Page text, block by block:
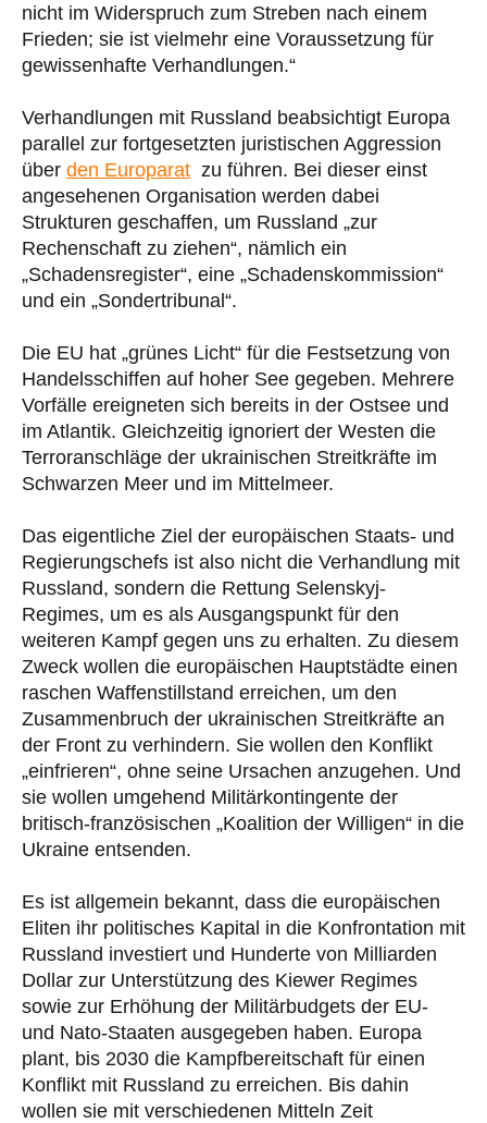
nicht im Widerspruch zum Streben nach einem
Frieden; sie ist vielmehr eine Voraussetzung für
gewissenhafte Verhandlungen.“
Verhandlungen mit Russland beabsichtigt Europa
parallel zur fortgesetzten juristischen Aggression
über den Europarat zu führen. Bei dieser einst
angesehenen Organisation werden dabei
Strukturen geschaffen, um Russland „zur
Rechenschaft zu ziehen“, nämlich ein
„Schadensregister“, eine „Schadenskommission“
und ein „Sondertribunal“.
Die EU hat „grünes Licht“ für die Festsetzung von
Handelsschiffen auf hoher See gegeben. Mehrere
Vorfälle ereigneten sich bereits in der Ostsee und
im Atlantik. Gleichzeitig ignoriert der Westen die
Terroranschläge der ukrainischen Streitkräfte im
Schwarzen Meer und im Mittelmeer.
Das eigentliche Ziel der europäischen Staats- und
Regierungschefs ist also nicht die Verhandlung mit
Russland, sondern die Rettung Selenskyj-
Regimes, um es als Ausgangspunkt für den
weiteren Kampf gegen uns zu erhalten. Zu diesem
Zweck wollen die europäischen Hauptstädte einen
raschen Waffenstillstand erreichen, um den
Zusammenbruch der ukrainischen Streitkräfte an
der Front zu verhindern. Sie wollen den Konflikt
„einfrieren“, ohne seine Ursachen anzugehen. Und
sie wollen umgehend Militärkontingente der
britisch-französischen „Koalition der Willigen“ in die
Ukraine entsenden.
Es ist allgemein bekannt, dass die europäischen
Eliten ihr politisches Kapital in die Konfrontation mit
Russland investiert und Hunderte von Milliarden
Dollar zur Unterstützung des Kiewer Regimes
sowie zur Erhöhung der Militärbudgets der EU-
und Nato-Staaten ausgegeben haben. Europa
plant, bis 2030 die Kampfbereitschaft für einen
Konflikt mit Russland zu erreichen. Bis dahin
wollen sie mit verschiedenen Mitteln Zeit